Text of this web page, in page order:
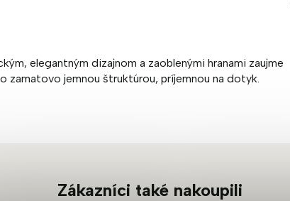
elegantným dizajnom a zaoblenými hranami zaujme
zamatovo jemnou štruktúrou, príjemnou na dotyk.
Zákazníci také nakoupili